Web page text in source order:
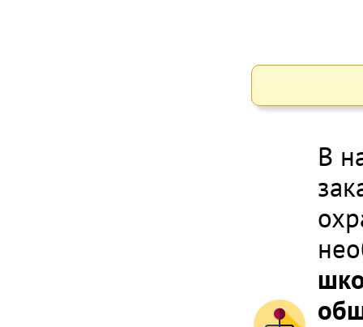
В